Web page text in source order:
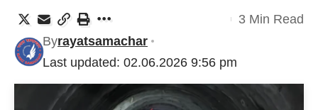
Last updated: 02.06.2026 9:56 pm
Byrayatsamachar
3 Min Read